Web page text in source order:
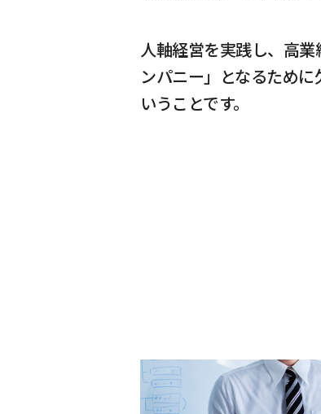
人軸経営を実践し、高
ンパニー」となるために
いうことです。